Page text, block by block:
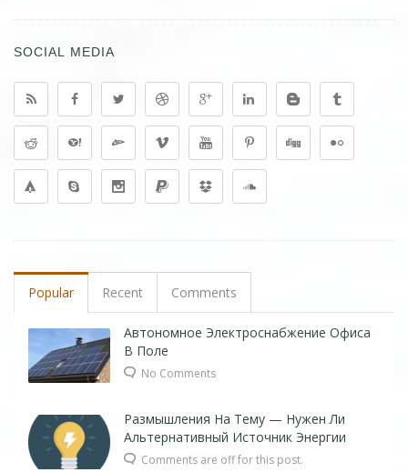
SOCIAL MEDIA
Popular Recent Comments
Автономное Электроснабжение Офиса
В Поле
No Comments
Размышления На Тему — Нужен Ли
Альтернативный Источник Энергии
Comments are off for this post.